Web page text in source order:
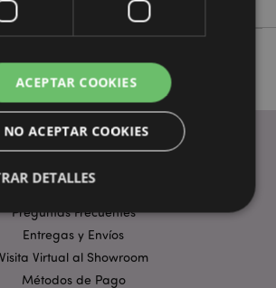
ENLACES ÚTILES
Preguntas Frecuentes
Entregas y Envíos
Visita Virtual al Showroom
Métodos de Pago
ACEPTAR COOKIES
NO ACEPTAR COOKIES
DETALLES
Orientación
Funcionalidad